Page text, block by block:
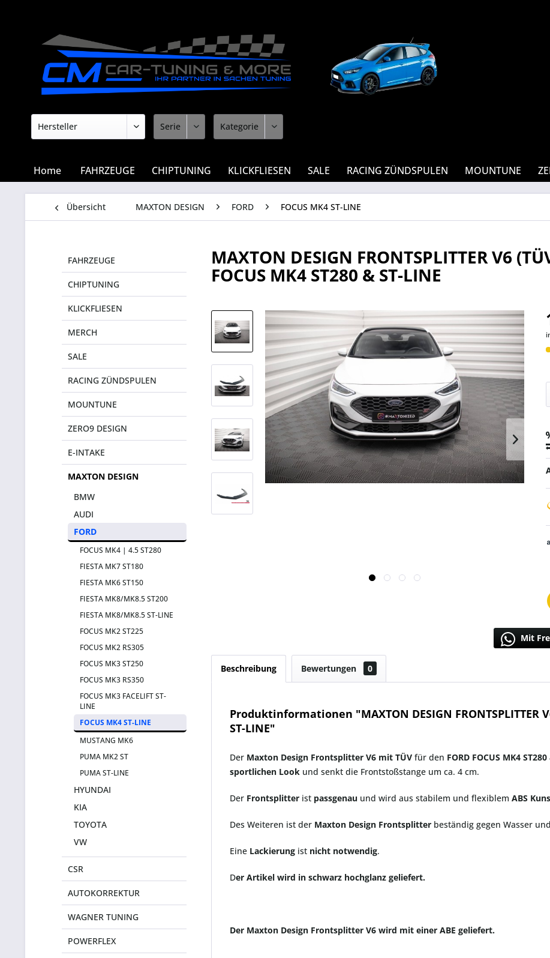
Home FAHRZEUGE CHIPTUNING KLICKFLIESEN SALE RACING ZÜNDSPULEN MOUNTUNE
Übersicht MAXTON DESIGN FORD FOCUS MK4 ST-LINE
FAHRZEUGE
CHIPTUNING
KLICKFLIESEN
MERCH
SALE
RACING ZÜNDSPULEN
MOUNTUNE
ZERO9 DESIGN
E-INTAKE
MAXTON DESIGN
BMW
AUDI
FORD
FOCUS MK4 | 4.5 ST280
FIESTA MK7 ST180
FIESTA MK6 ST150
FIESTA MK8/MK8.5 ST200
FIESTA MK8/MK8.5 ST-LINE
FOCUS MK2 ST225
FOCUS MK2 RS305
FOCUS MK3 ST250
FOCUS MK3 RS350
FOCUS MK3 FACELIFT ST-
LINE
FOCUS MK4 ST-LINE
MUSTANG MK6
PUMA MK2 ST
PUMA ST-LINE
HYUNDAI
KIA
TOYOTA
VW
CSR
AUTOKORREKTUR
WAGNER TUNING
POWERFLEX
MAXTON DESIGN FRONTSPLITTER V6
FOCUS MK4 ST280 & ST-LINE
Mit
Beschreibung Bewertungen 0
Produktinformationen "MAXTON DESIGN FRONTSPLITTER
ST-LINE"
Der Maxton Design Frontsplitter V6 mit TÜV für den FORD FOCUS MK4 ST280
sportlichen Look und senkt die Frontstoßstange um ca. 4 cm.
Der Frontsplitter ist passgenau und wird aus stabilem und flexiblem ABS
Des Weiteren ist der Maxton Design Frontsplitter beständig gegen Wasser
Eine Lackierung ist nicht notwendig.
Der Artikel wird in schwarz hochglanz geliefert.
Der Maxton Design Frontsplitter V6 wird mit einer ABE geliefert.